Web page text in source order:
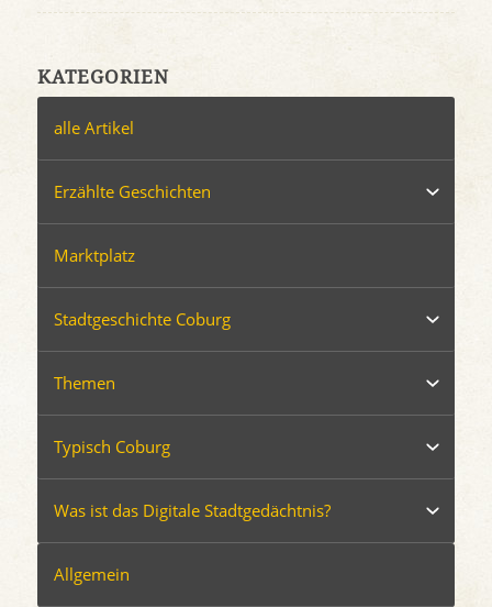
KATEGORIEN
alle Artikel
Erzählte Geschichten
Marktplatz
Stadtgeschichte Coburg
Themen
Typisch Coburg
Was ist das Digitale Stadtgedächtnis?
Allgemein